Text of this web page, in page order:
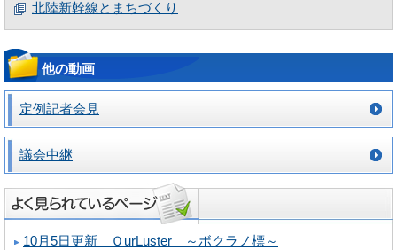
北陸新幹線とまちづくり
他の動画
定例記者会見
議会中継
10月5日更新 ＯurLuster ～ボクラノ標～